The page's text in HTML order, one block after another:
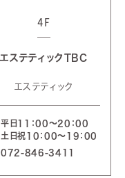
4F
エステティックTBC
エステティック
平日11：00～20：00
土日祝10：00～19：00
072-846-3411